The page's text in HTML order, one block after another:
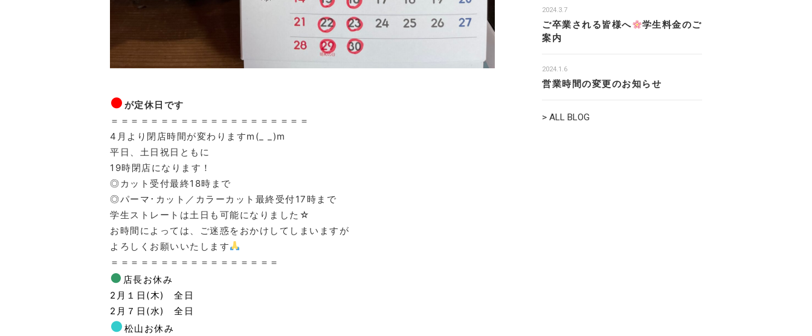
● が定休日です
＝＝＝＝＝＝＝＝＝＝＝＝＝＝＝＝＝＝＝＝
4月より閉店時間が変わりますm(_ _)m
平日、土日祝日ともに
19時閉店になります！
◎カット受付最終18時まで
◎パーマ･カット／カラーカット最終受付17時まで
学生ストレートは土日も可能になりました☆
お時間によっては、ご迷惑をおかけしてしまいますが
よろしくお願いいたします
＝＝＝＝＝＝＝＝＝＝＝＝＝＝＝＝＝
● 店長お休み
2月１日(木) 全日
2月７日(水) 全日
● 松山お休み
2024.3.7
ご卒業される皆様へ
学生料金のご
案内
2024.1.6
営業時間の変更のお知らせ
> ALL BLOG